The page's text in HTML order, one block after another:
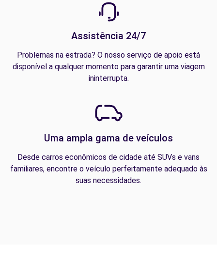
Assistência 24/7
Problemas na estrada? O nosso serviço de apoio está
disponível a qualquer momento para garantir uma viagem
ininterrupta.
Uma ampla gama de veículos
Desde carros econômicos de cidade até SUVs e vans
familiares, encontre o veículo perfeitamente adequado às
suas necessidades.